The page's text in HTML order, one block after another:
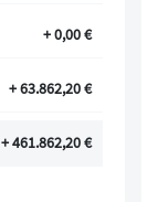
+ 0,00 €
+ 63.862,20 €
+ 461.862,20 €